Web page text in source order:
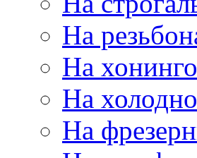
На
На
На
На